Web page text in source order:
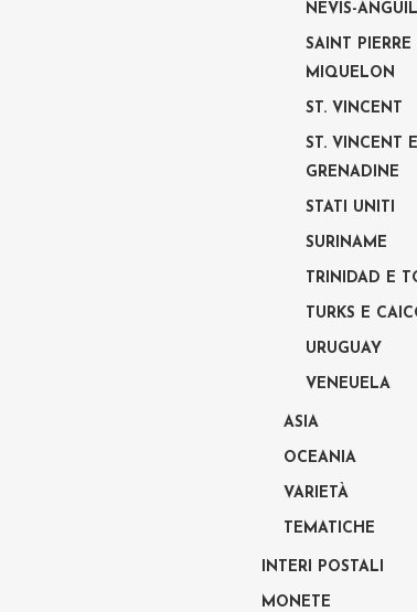
NEVIS-
SAINT PIERRE
MIQUELON
ST. VINCENT
ST. VINCENT E
GRENADINE
STATI UNITI
SURINAME
TRINIDAD E
TURKS E
URUGUAY
VENEUELA
ASIA
OCEANIA
VARIETÀ
TEMATICHE
INTERI POSTALI
MONETE